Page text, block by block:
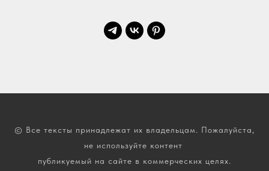
© Все тексты принадлежат их владельцам. Пожалуйста,
не используйте контент
публикуемый на сайте в коммерческих целях.